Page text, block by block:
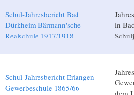
Schul-Jahresbericht Bad
Dürkheim Bärmann'sche
Realschule 1917/1918
in
Schul-Jahresbericht Erlangen
Gewerbeschule 1865/66